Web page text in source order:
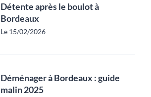
Détente après le boulot à
Bordeaux
Le 15/02/2026
Déménager à Bordeaux : guide
malin 2025